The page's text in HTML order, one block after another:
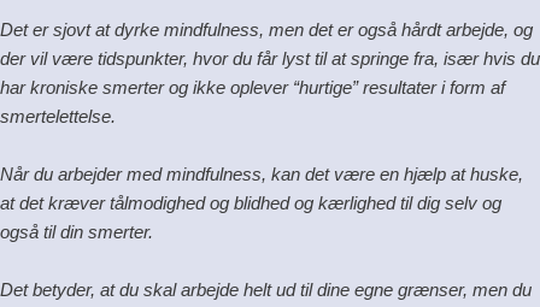
Det er sjovt at dyrke mindfulness, men det er også hårdt arbejde, og
der vil være tidspunkter, hvor du får lyst til at springe fra, især hvis du
har kroniske smerter og ikke oplever “hurtige” resultater i form af
smertelettelse.
Når du arbejder med mindfulness, kan det være en hjælp at huske,
at det kræver tålmodighed og blidhed og kærlighed til dig selv og
også til din smerter.
Det betyder, at du skal arbejde helt ud til dine egne grænser, men du